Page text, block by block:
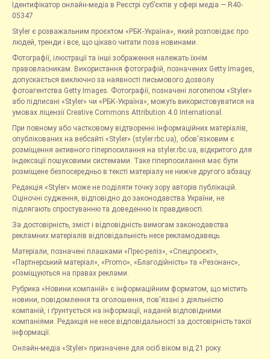
Ідентифікатор онлайн-медіа в Реєстрі суб’єктів у сфері медіа — R40-
05347
Styler є розважальним проєктом «РБК-Україна», який розповідає про
людей, тренди і все, що цікаво читати поза новинами.
Фотографії, ілюстрації та інші зображення належать їхнім
правовласникам. Використання фотографій, позначених Getty Images,
допускається виключно за наявності письмового дозволу
фотоагентства Getty Images. Фотографії, позначені логотипом «Styler»
або підписані «Styler» чи «РБК-Україна», можуть використовуватися на
умовах ліцензії Creative Commons Attribution 4.0 International.
При повному або частковому відтворенні інформаційних матеріалів,
опублікованих на вебсайті «Styler» (styler.rbc.ua), обов'язковим є
розміщення активного гіперпосилання на styler.rbc.ua, відкритого для
індексації пошуковими системами. Таке гіперпосилання має бути
розміщене безпосередньо в тексті матеріалу не нижче другого абзацу.
Редакція «Styler» може не поділяти точку зору авторів публікацій.
Оціночні судження, відповідно до законодавства України, не
підлягають спростуванню та доведенню їх правдивості.
За достовірність, зміст і відповідність вимогам законодавства
рекламних матеріалів відповідальність несе рекламодавець.
Матеріали, позначені плашками «Прес-реліз», «Спецпроєкт»,
«Партнерський матеріал», «Promo», «Благодійність» та «Резонанс»,
розміщуються на правах реклами.
Рубрика «Новини компаній» є інформаційним форматом, що містить
новини, повідомлення та оголошення, пов'язані з діяльністю
компаній, і ґрунтується на інформації, наданій відповідними
компаніями. Редакція не несе відповідальності за достовірність такої
інформації.
Онлайн-медіа «Styler» призначене для осіб віком від 21 року.